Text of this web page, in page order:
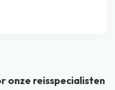
onze reisspecialisten